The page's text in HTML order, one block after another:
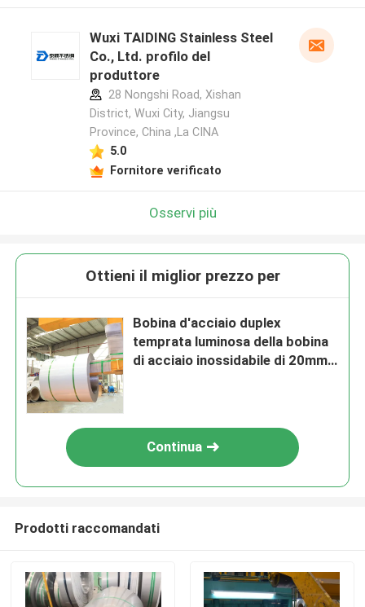
Wuxi TAIDING Stainless Steel
Co., Ltd. profilo del
produttore
28 Nongshi Road, Xishan
District, Wuxi City, Jiangsu
Province, China ,La CINA
5.0
Fornitore verificato
Osservi più
Ottieni il miglior prezzo per
Bobina d'acciaio duplex
temprata luminosa della bobina
di acciaio inossidabile di 20mm
Continua
Prodotti raccomandati